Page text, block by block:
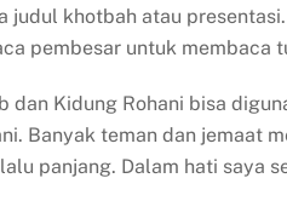
khotbah atau
pembesar untuk membaca
Kidung Rohani bisa
Banyak teman dan jemaat
panjang. Dalam hati saya